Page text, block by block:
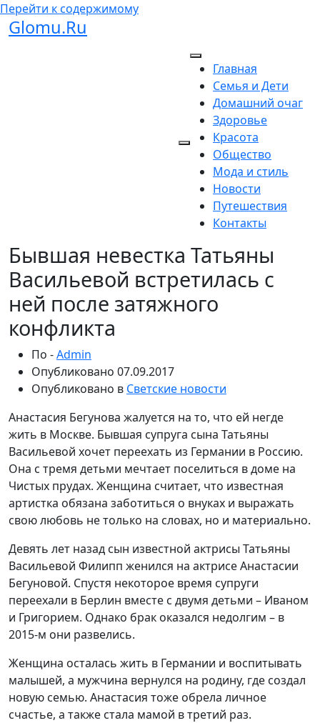
Перейти к содержимому
Glomu.Ru
Главная
Семья и Дети
Домашний очаг
Здоровье
Красота
Общество
Мода и стиль
Новости
Путешествия
Контакты
Бывшая невестка Татьяны
Васильевой встретилась с
ней после затяжного
конфликта
По -Admin
Опубликовано 07.09.2017
Опубликовано в Светские новости
Анастасия Бегунова жалуется на то, что ей негде
жить в Москве. Бывшая супруга сына Татьяны
Васильевой хочет переехать из Германии в Россию.
Она с тремя детьми мечтает поселиться в доме на
Чистых прудах. Женщина считает, что известная
артистка обязана заботиться о внуках и выражать
свою любовь не только на словах, но и материально.
Девять лет назад сын известной актрисы Татьяны
Васильевой Филипп женился на актрисе Анастасии
Бегуновой. Спустя некоторое время супруги
переехали в Берлин вместе с двумя детьми – Иваном
и Григорием. Однако брак оказался недолгим – в
2015-м они развелись.
Женщина осталась жить в Германии и воспитывать
малышей, а мужчина вернулся на родину, где создал
новую семью. Анастасия тоже обрела личное
счастье, а также стала мамой в третий раз.